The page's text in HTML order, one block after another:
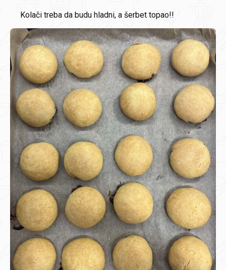
Kolači treba da budu hladni, a šerbet topao!!